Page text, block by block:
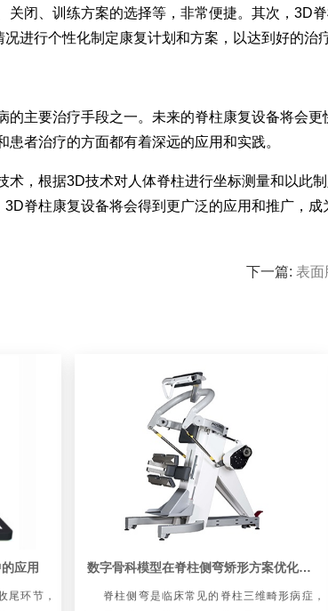
闭、训练方案的选择等，非常便捷。其次，3D
进行个性化制定康复计划和方案，以达到好的治
主要治疗手段之一。未来的脊柱康复设备将会
者治疗的方面都有着深远的应用和实践。
，根据3D技术对人体脊柱进行坐标测量和以此
脊柱康复设备将会得到更广泛的应用和推广，成
下一篇: 表面
应用
环节，
数字骨科模型在脊柱侧弯矫形方案优化中的应用
脊柱侧弯是临床常见的脊柱三维畸形病症，